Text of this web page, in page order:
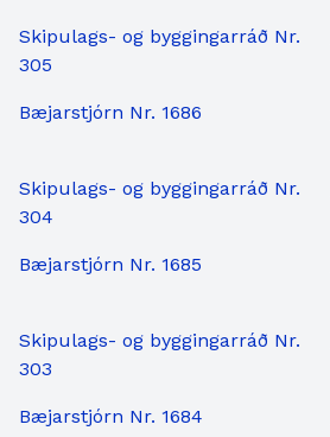
Skipulags- og byggingarráð Nr.
305
Bæjarstjórn Nr. 1686
Skipulags- og byggingarráð Nr.
304
Bæjarstjórn Nr. 1685
Skipulags- og byggingarráð Nr.
303
Bæjarstjórn Nr. 1684